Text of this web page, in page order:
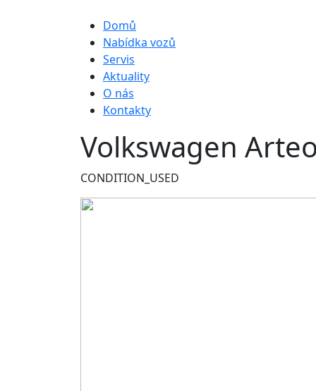
Hlavní navigace
Domů
Nabídka vozů
Servis
Aktuality
O nás
Kontakty
Volkswagen
CONDITION_USED
Obrázek